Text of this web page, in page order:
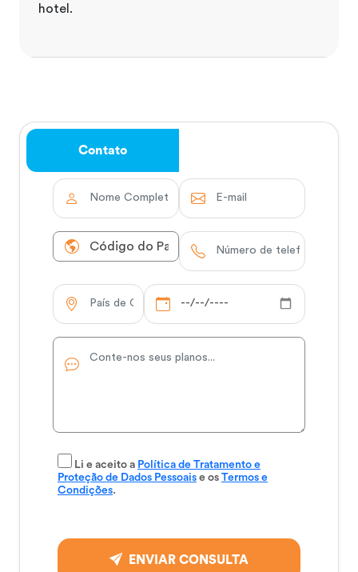
hotel.
Contato
Li e aceito a Política de Tratamento e
Proteção de Dados Pessoais e os Termos e
Condições.
ENVIAR CONSULTA